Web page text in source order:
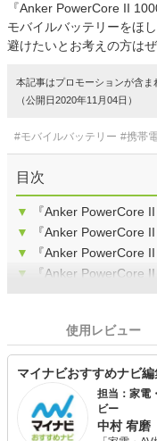
『Anker PowerCore II
モバイルバッテリーをほ
避けたいとお考えの方は
本記事はプロモーションが含
（公開日2020年11月04日）
#モバイルバッテリー #携帯
目次
▼
『Anker PowerCore
▼
『Anker PowerCore
▼
『Anker PowerCore
▼
『Anker PowerCore
使用レビュー
マイナビおすすめナビ
担当：家電
ビー
中村 宥磨